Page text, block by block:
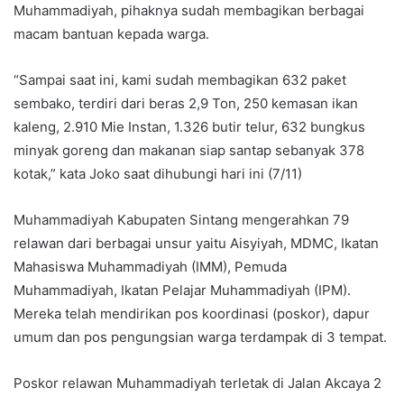
Muhammadiyah, pihaknya sudah membagikan berbagai
macam bantuan kepada warga.
“Sampai saat ini, kami sudah membagikan 632 paket
sembako, terdiri dari beras 2,9 Ton, 250 kemasan ikan
kaleng, 2.910 Mie Instan, 1.326 butir telur, 632 bungkus
minyak goreng dan makanan siap santap sebanyak 378
kotak,” kata Joko saat dihubungi hari ini (7/11)
Muhammadiyah Kabupaten Sintang mengerahkan 79
relawan dari berbagai unsur yaitu Aisyiyah, MDMC, Ikatan
Mahasiswa Muhammadiyah (IMM), Pemuda
Muhammadiyah, Ikatan Pelajar Muhammadiyah (IPM).
Mereka telah mendirikan pos koordinasi (poskor), dapur
umum dan pos pengungsian warga terdampak di 3 tempat.
Poskor relawan Muhammadiyah terletak di Jalan Akcaya 2